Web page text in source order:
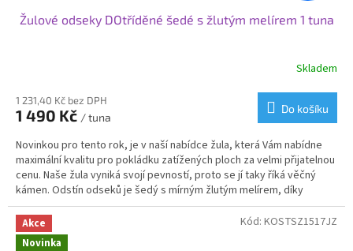
Žulové odseky DOtříděné šedé s žlutým melírem 1 tuna
produktu
je
z
5
hvězdiček.
Skladem
1 231,40 Kč bez DPH
1 490 Kč / tuna
Do košíku
Novinkou pro tento rok, je v naší nabídce žula, která Vám nabídne
maximální kvalitu pro pokládku zatížených ploch za velmi přijatelnou
cenu. Naše žula vyniká svojí pevností, proto se jí taky říká věčný
kámen. Odstín odseků je šedý s mírným žlutým melírem, díky
kterému Vám vznikne krásná mozaika. Svoje využití najdou odseky
od nás na příjezdových cestách, cestičkách, garážových stání nebo
v zahradní architektuře.
Akce
Novinka
Kód: KOSTSZ1517JZ